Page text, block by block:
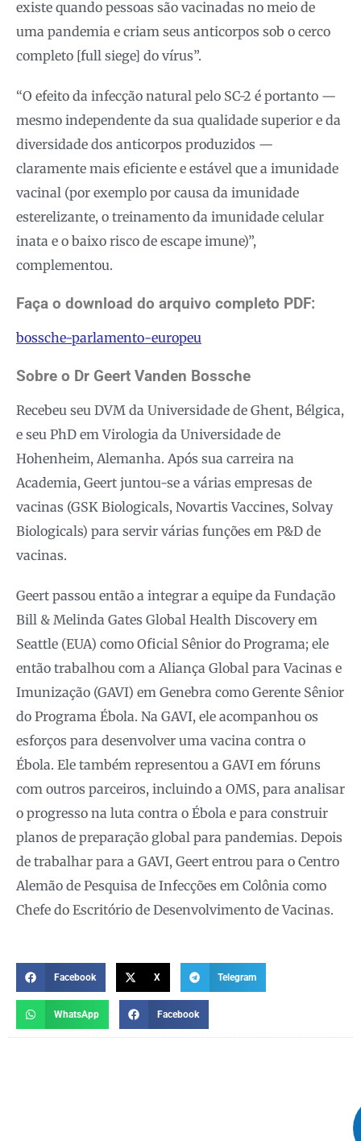
existe quando pessoas são vacinadas no meio de
uma pandemia e criam seus anticorpos sob o cerco
completo [full siege] do vírus”.
“O efeito da infecção natural pelo SC-2 é portanto —
mesmo independente da sua qualidade superior e da
diversidade dos anticorpos produzidos —
claramente mais eficiente e estável que a imunidade
vacinal (por exemplo por causa da imunidade
esterelizante, o treinamento da imunidade celular
inata e o baixo risco de escape imune)”,
complementou.
Faça o download do arquivo completo PDF:
bossche-parlamento-europeu
Sobre o Dr Geert Vanden Bossche
Recebeu seu DVM da Universidade de Ghent, Bélgica,
e seu PhD em Virologia da Universidade de
Hohenheim, Alemanha. Após sua carreira na
Academia, Geert juntou-se a várias empresas de
vacinas (GSK Biologicals, Novartis Vaccines, Solvay
Biologicals) para servir várias funções em P&D de
vacinas.
Geert passou então a integrar a equipe da Fundação
Bill & Melinda Gates Global Health Discovery em
Seattle (EUA) como Oficial Sênior do Programa; ele
então trabalhou com a Aliança Global para Vacinas e
Imunização (GAVI) em Genebra como Gerente Sênior
do Programa Ébola. Na GAVI, ele acompanhou os
esforços para desenvolver uma vacina contra o
Ébola. Ele também representou a GAVI em fóruns
com outros parceiros, incluindo a OMS, para analisar
o progresso na luta contra o Ébola e para construir
planos de preparação global para pandemias. Depois
de trabalhar para a GAVI, Geert entrou para o Centro
Alemão de Pesquisa de Infecções em Colônia como
Chefe do Escritório de Desenvolvimento de Vacinas.
Facebook X Telegram
WhatsApp Facebook